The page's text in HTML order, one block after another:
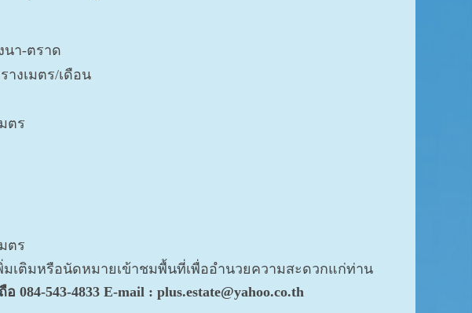
นา-ตราด
างเมตร/เดือน
ตร
ตร
มเติมหรือนัดหมายเข้าชมพื้นที่เพื่ออำนวยความสะดวกแก่ท่าน
084-543-4833 E-mail : plus.estate@yahoo.co.th